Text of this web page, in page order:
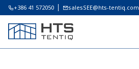
+386 41 572050 salesSEE@hts-tentiq.com